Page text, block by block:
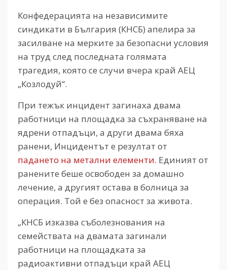
Конфедерацията на независимите
синдикати в България (КНСБ) апелира за
засилване на мерките за безопасни условия
на труд след последната голямата
трагедия, която се случи вчера край АЕЦ
„Козлодуй“.
При тежък инцидент загинаха двама
работници на площадка за съхраняване на
ядрени отпадъци, а други двама бяха
ранени, Инцидентът е резултат от
падането на метални елементи. Единият от
ранените беше освободен за домашно
лечение, а другият остава в болница за
операция. Той е без опасност за живота.
„КНСБ изказва съболезнования на
семействата на двамата загинали
работници на площадката за
радиоактивни отпадъци край АЕЦ